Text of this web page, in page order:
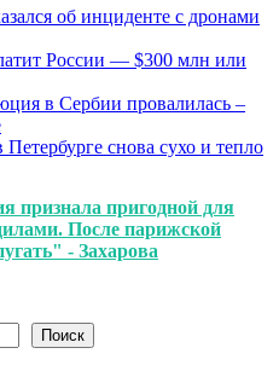
об инциденте с дронами
России — $300 млн или
в Сербии провалилась –
снова сухо и тепло
признала пригодной для
После парижской
- Захарова
Поиск